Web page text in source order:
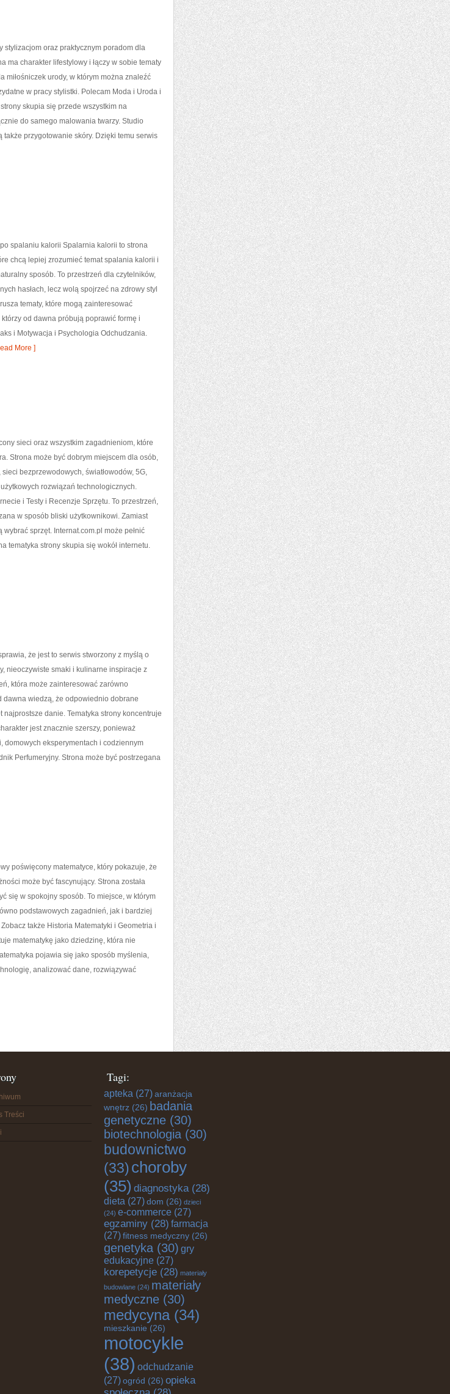
stylizacjom oraz praktycznym poradom dla
ma charakter lifestylowy i łączy w sobie tematy
miłośniczek urody, w którym można znaleźć
w pracy stylistki. Polecam Moda i Uroda i
skupia się przede wszystkim na
do samego malowania twarzy. Studio
przygotowanie skóry. Dzięki temu serwis
spalaniu kalorii Spalarnia kalorii to strona
chcą lepiej zrozumieć temat spalania kalorii i
sposób. To przestrzeń dla czytelników,
hasłach, lecz wolą spojrzeć na zdrowy styl
tematy, które mogą zainteresować
od dawna próbują poprawić formę i
i Motywacja i Psychologia Odchudzania.
More ]
sieci oraz wszystkim zagadnieniom, które
Strona może być dobrym miejscem dla osób,
bezprzewodowych, światłowodów, 5G,
rozwiązań technologicznych.
i Testy i Recenzje Sprzętu. To przestrzeń,
w sposób bliski użytkownikowi. Zamiast
sprzęt. Internat.com.pl może pełnić
tematyka strony skupia się wokół internetu.
że jest to serwis stworzony z myślą o
nieoczywiste smaki i kulinarne inspiracje z
która może zainteresować zarówno
dawna wiedzą, że odpowiednio dobrane
danie. Tematyka strony koncentruje
jest znacznie szerszy, ponieważ
domowych eksperymentach i codziennym
Perfumeryjny. Strona może być postrzegana
poświęcony matematyce, który pokazuje, że
może być fascynujący. Strona została
się w spokojny sposób. To miejsce, w którym
podstawowych zagadnień, jak i bardziej
także Historia Matematyki i Geometria i
matematykę jako dziedzinę, która nie
pojawia się jako sposób myślenia,
analizować dane, rozwiązywać
Treści
Tagi:
apteka (27) aranżacja
wnętrz (26) badania
genetyczne (30)
biotechnologia (30)
budownictwo
(33)choroby
(35) diagnostyka(28)
dieta (27) dom (26) dzieci
(24) e-commerce (27)
egzaminy (28) farmacja
(27) fitness medyczny (26)
genetyka (30) gry
edukacyjne (27)
korepetycje (28) materiały
budowlane (24) materiały
medyczne (30)
medycyna(34)
mieszkanie (26)
motocykle
(38) odchudzanie
(27) ogród (26) opieka